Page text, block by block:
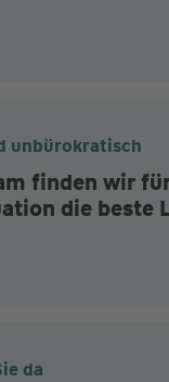
unbürokratisch
finden wir
die beste
da